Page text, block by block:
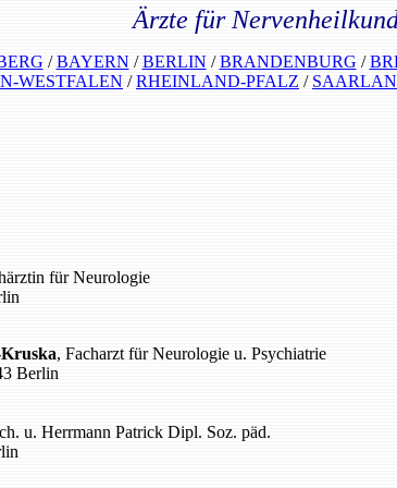
Ärzte für
/BAYERN/BERLIN/BRANDENBURG /
WESTFALEN /RHEINLAND-PFALZ /
für Neurologie
, Facharzt für Neurologie u. Psychiatrie
Berlin
u. Herrmann Patrick Dipl. Soz. päd.